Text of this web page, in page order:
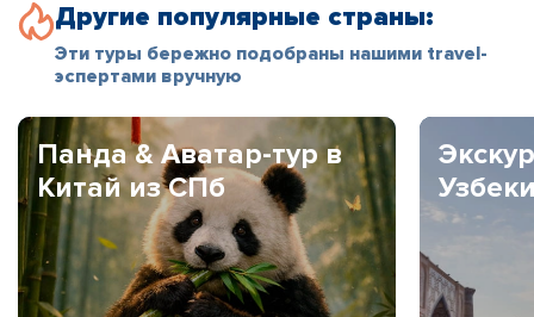
Другие популярные страны:
Эти туры бережно подобраны нашими travel-
эспертами вручную
Панда & Аватар-тур в
Китай из СПб